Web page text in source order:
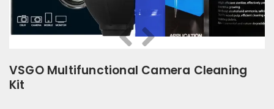
PrethodnaSlijedeća
VSGO Multifunctional Camera Cleaning
Kit